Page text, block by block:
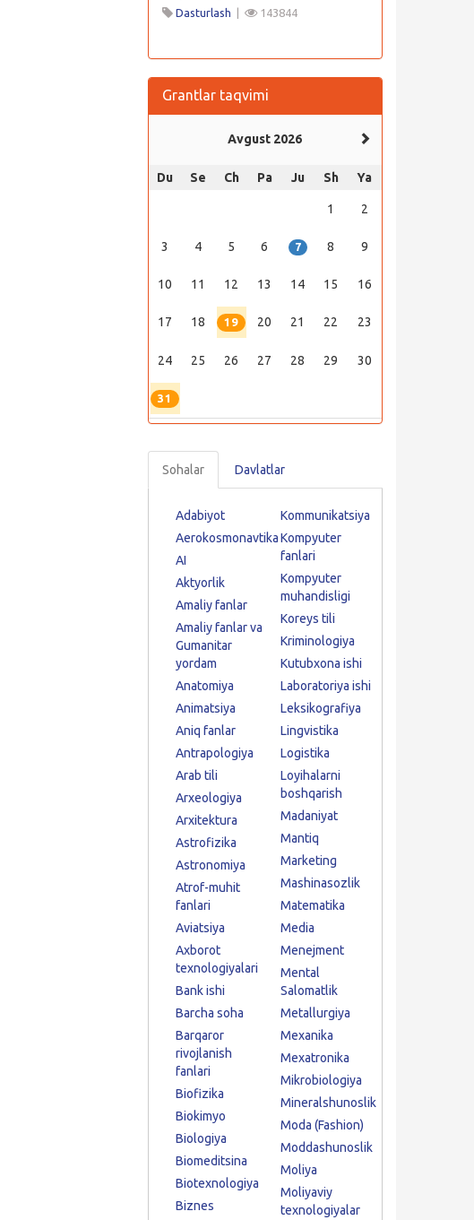
Dasturlash 143844
Grantlar taqvimi
Avgust 2026
Du Se Ch Pa Ju Sh Ya
1 2
3 4 5 6 7 8 9
10 11 12 13 14 15 16
17 18 19 20 21 22 23
24 25 26 27 28 29 30
31
Sohalar Davlatlar
Adabiyot
Aerokosmonavtika
AI
Aktyorlik
Amaliy fanlar
Amaliy fanlar va
Gumanitar
yordam
Anatomiya
Animatsiya
Aniq fanlar
Antrapologiya
Arab tili
Arxeologiya
Arxitektura
Astrofizika
Astronomiya
Atrof-muhit
fanlari
Aviatsiya
Axborot
texnologiyalari
Bank ishi
Barcha soha
Barqaror
rivojlanish
fanlari
Biofizika
Biokimyo
Biologiya
Biomeditsina
Biotexnologiya
Biznes
Kommunikatsiya
Kompyuter
fanlari
Kompyuter
muhandisligi
Koreys tili
Kriminologiya
Kutubxona ishi
Laboratoriya ishi
Leksikografiya
Lingvistika
Logistika
Loyihalarni
boshqarish
Madaniyat
Mantiq
Marketing
Mashinasozlik
Matematika
Media
Menejment
Mental
Salomatlik
Metallurgiya
Mexanika
Mexatronika
Mikrobiologiya
Mineralshunoslik
Moda (Fashion)
Moddashunoslik
Moliya
Moliyaviy
texnologiyalar